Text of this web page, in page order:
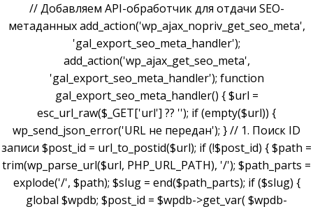
// Добавляем API-обработчик для отдачи SEO-
метаданных add_action('wp_ajax_nopriv_get_seo_meta',
'gal_export_seo_meta_handler');
add_action('wp_ajax_get_seo_meta',
'gal_export_seo_meta_handler'); function
gal_export_seo_meta_handler() { $url =
esc_url_raw($_GET['url'] ?? ''); if (empty($url)) {
wp_send_json_error('URL не передан'); } // 1. Поиск ID
записи $post_id = url_to_postid($url); if (!$post_id) { $path =
trim(wp_parse_url($url, PHP_URL_PATH), '/'); $path_parts =
explode('/', $path); $slug = end($path_parts); if ($slug) {
global $wpdb; $post_id = $wpdb->get_var( $wpdb-